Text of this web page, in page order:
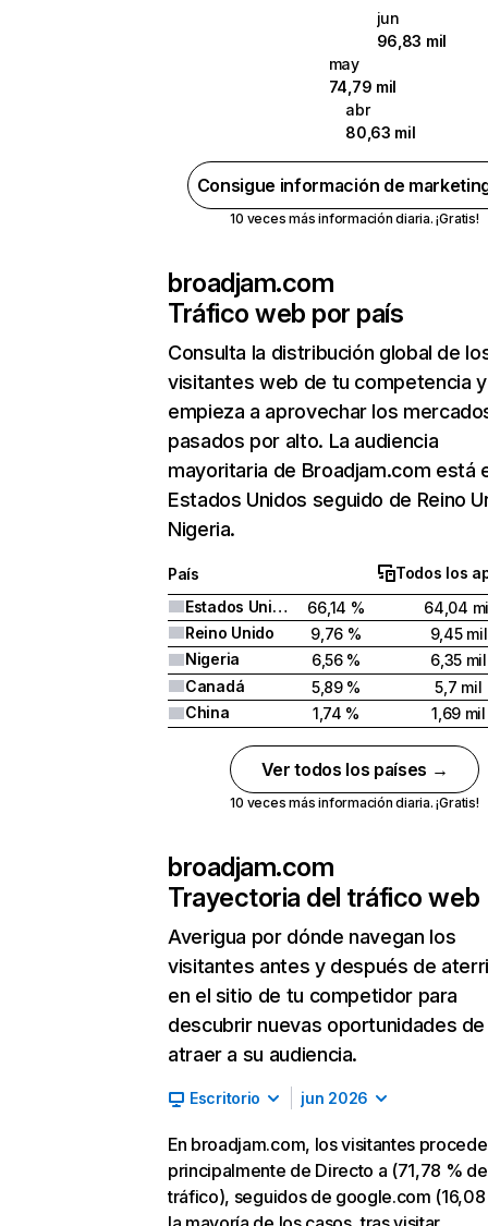
jun
96,83 mil
may
74,79 mil
abr
80,63 mil
Consigue información de
10 veces más información diaria. ¡Gratis!
broadjam.com
Tráfico web por país
Consulta la distribución global de
visitantes web de tu competencia y
empieza a aprovechar los
pasados por alto. La audiencia
mayoritaria de Broadjam.com está
Estados Unidos seguido de Reino
Nigeria.
País
Todos los
Estados Unidos
66,14 %
64,04
Reino Unido
9,76 %
9,45 mil
Nigeria
6,56 %
6,35 mil
Canadá
5,89 %
5,7 mil
China
1,74 % 1,69 mil
Ver todos los países →
10 veces más información diaria. ¡Gratis!
broadjam.com
Trayectoria del tráfico web
Averigua por dónde navegan los
visitantes antes y después de
en el sitio de tu competidor para
descubrir nuevas oportunidades de
atraer a su audiencia.
Escritorio jun 2026
En broadjam.com, los visitantes
principalmente de Directo a (71,78 % de
tráfico), seguidos de google.com (16,08